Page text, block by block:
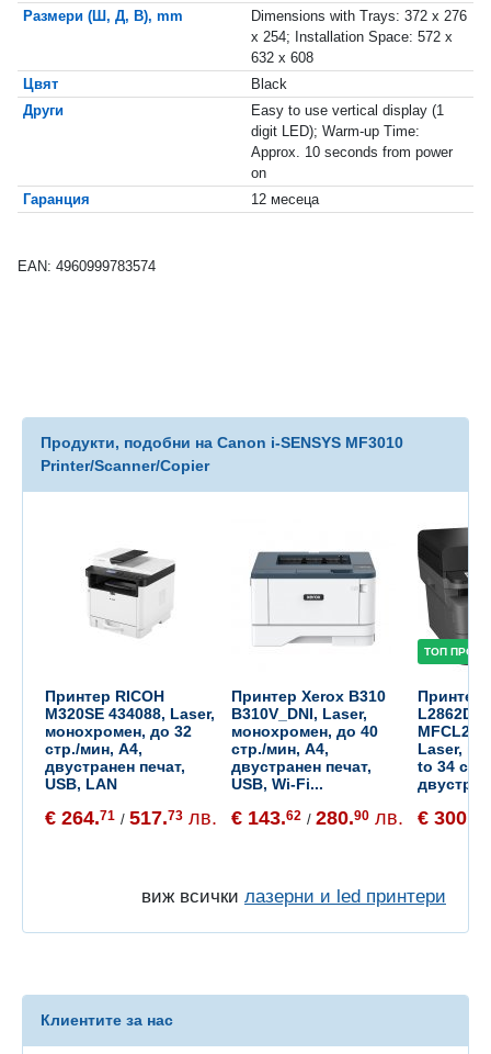
Размери (Ш, Д, В), mm
Dimensions with Trays: 372 x 276
x 254; Installation Space: 572 x
632 x 608
Цвят
Black
Други
Easy to use vertical display (1
digit LED); Warm-up Time:
Approx. 10 seconds from power
on
Гаранция
12 месеца
EAN: 4960999783574
Продукти, подобни на Canon i-SENSYS MF3010
Printer/Scanner/Copier
Принтер RICOH
M320SE 434088, Laser,
монохромен, до 32
стр./мин, A4,
двустранен печат,
USB, LAN
€ 264.71 / 517.73 лв.
Принтер Xerox B310
B310V_DNI, Laser,
монохромен, до 40
стр./мин, A4,
двустранен печат,
USB, Wi-Fi...
€ 143.62 / 280.90 лв.
ТОП
Принтер
L2862DW
Laser,
to 34
€ 300.
виж всички лазерни и led принтери
Клиентите за нас